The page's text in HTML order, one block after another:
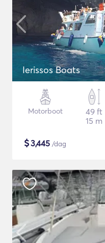
Ierissos Boats
Motorboot
49 ft
15 m
$3,445 /dag